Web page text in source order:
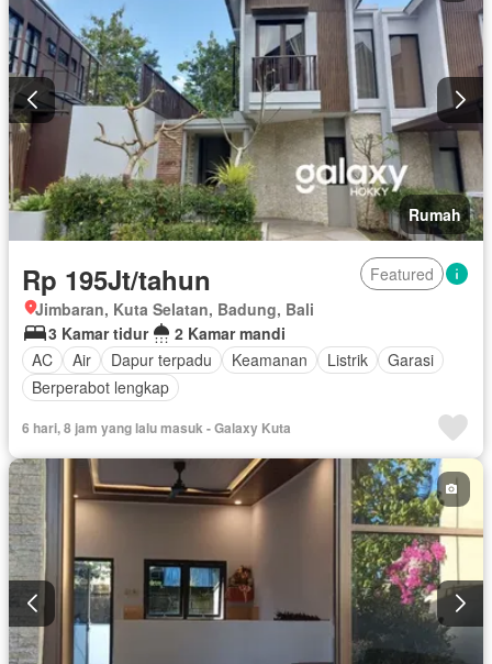
Rumah
Rp 195Jt/tahun
Featured
Jimbaran, Kuta Selatan, Badung, Bali
3 Kamar tidur
2 Kamar mandi
AC
Air Dapur terpadu Keamanan Listrik
Garasi
Berperabot lengkap
6 hari, 8 jam yang lalu masuk - Galaxy Kuta